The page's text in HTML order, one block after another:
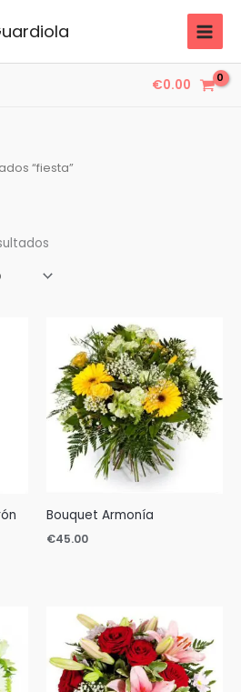
€0.00
“fiesta”
Bouquet Armonía
€45.00